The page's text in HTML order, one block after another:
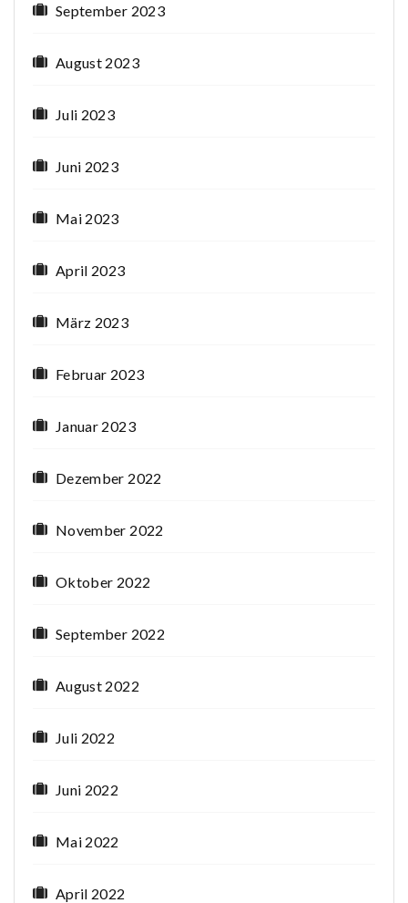
September 2023
August 2023
Juli 2023
Juni 2023
Mai 2023
April 2023
März 2023
Februar 2023
Januar 2023
Dezember 2022
November 2022
Oktober 2022
September 2022
August 2022
Juli 2022
Juni 2022
Mai 2022
April 2022